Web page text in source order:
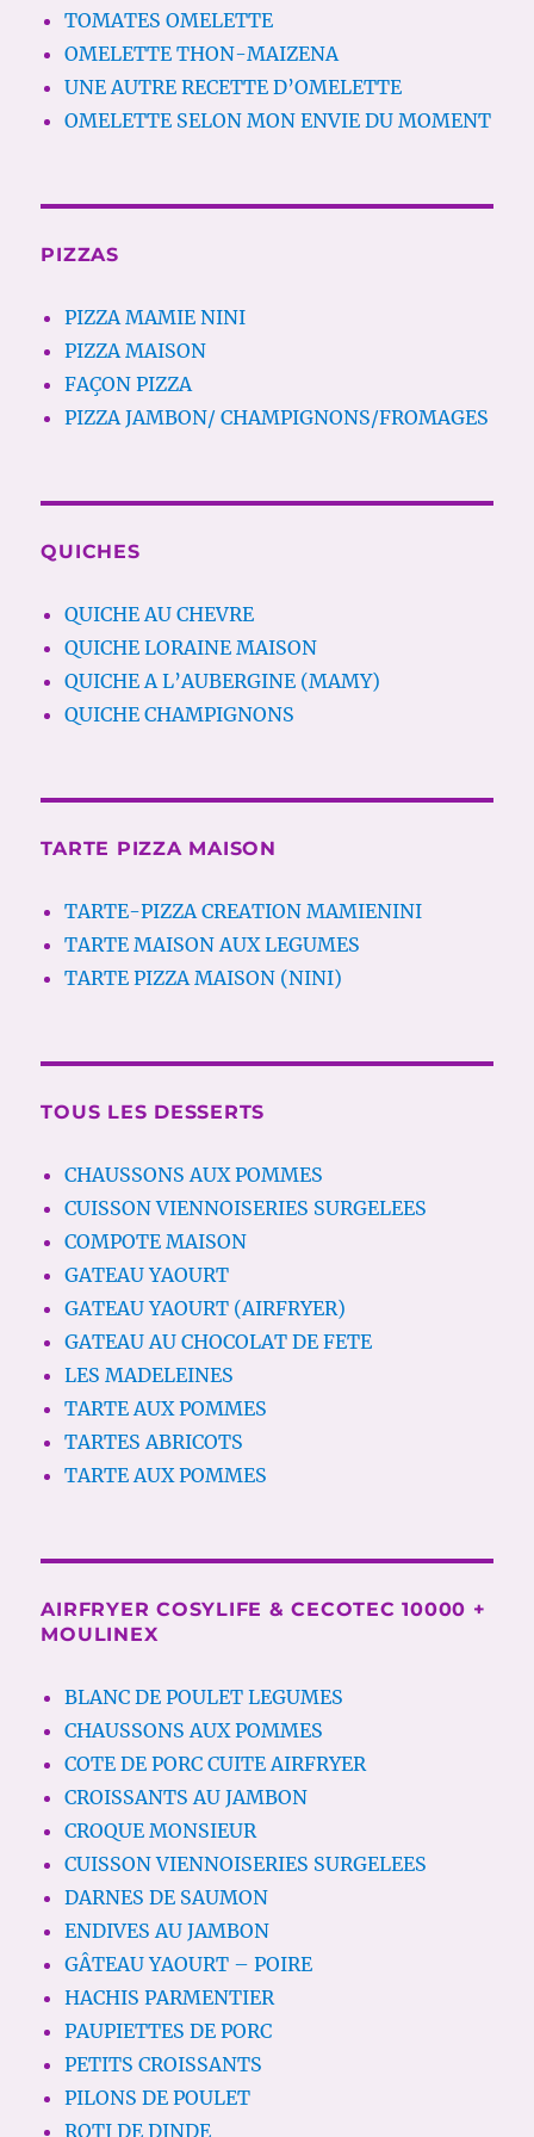
TOMATES OMELETTE
OMELETTE THON-MAIZENA
UNE AUTRE RECETTE D’OMELETTE
OMELETTE SELON MON ENVIE DU MOMENT
PIZZAS
PIZZA MAMIE NINI
PIZZA MAISON
FAÇON PIZZA
PIZZA JAMBON/ CHAMPIGNONS/FROMAGES
QUICHES
QUICHE AU CHEVRE
QUICHE LORAINE MAISON
QUICHE A L’AUBERGINE (MAMY)
QUICHE CHAMPIGNONS
TARTE PIZZA MAISON
TARTE-PIZZA CREATION MAMIENINI
TARTE MAISON AUX LEGUMES
TARTE PIZZA MAISON (NINI)
TOUS LES DESSERTS
CHAUSSONS AUX POMMES
CUISSON VIENNOISERIES SURGELEES
COMPOTE MAISON
GATEAU YAOURT
GATEAU YAOURT (AIRFRYER)
GATEAU AU CHOCOLAT DE FETE
LES MADELEINES
TARTE AUX POMMES
TARTES ABRICOTS
TARTE AUX POMMES
AIRFRYER COSYLIFE & CECOTEC 10000 +
MOULINEX
BLANC DE POULET LEGUMES
CHAUSSONS AUX POMMES
COTE DE PORC CUITE AIRFRYER
CROISSANTS AU JAMBON
CROQUE MONSIEUR
CUISSON VIENNOISERIES SURGELEES
DARNES DE SAUMON
ENDIVES AU JAMBON
GÂTEAU YAOURT – POIRE
HACHIS PARMENTIER
PAUPIETTES DE PORC
PETITS CROISSANTS
PILONS DE POULET
ROTI DE DINDE